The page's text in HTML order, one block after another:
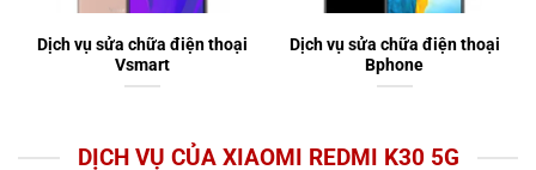
Dịch vụ sửa chữa điện thoại
Vsmart
Dịch vụ sửa chữa điện thoại
Bphone
DỊCH VỤ CỦA XIAOMI REDMI K30 5G